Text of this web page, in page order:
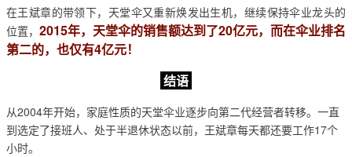
在王斌章的带领下，天堂伞又重新焕发出生机，继续保持伞业龙头的
位置， 2015年，天堂伞的销售额达到了20亿元，而在伞业排名
第二的，也仅有4亿元！
结语
从2004年开始，家庭性质的天堂伞业逐步向第二代经营者转移。一直
到选定了接班人、处于半退休状态以前，王斌章每天都还要工作17个
小时。